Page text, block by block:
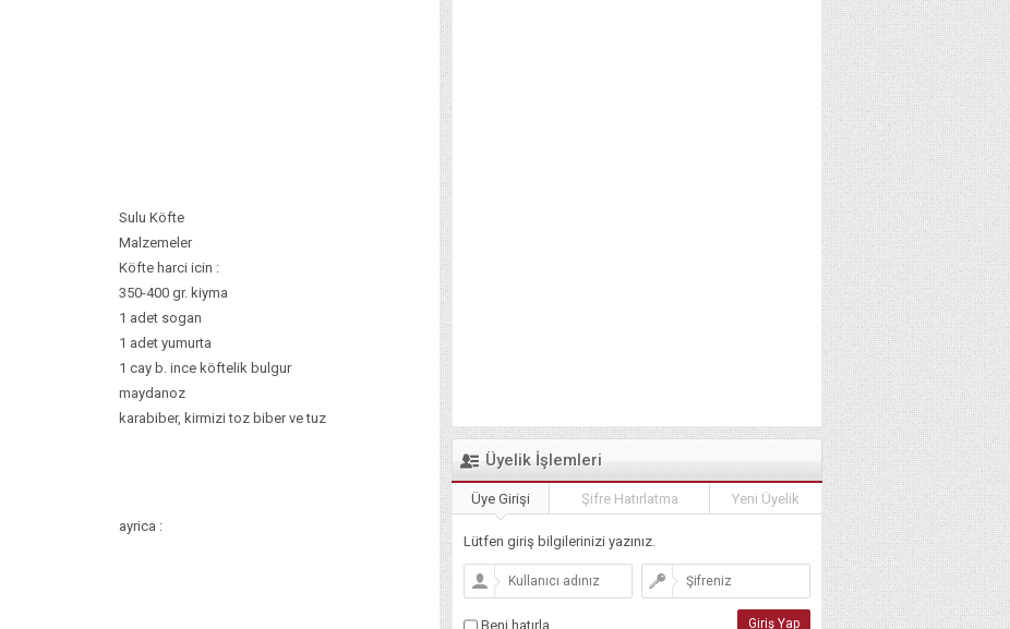
Sulu Köfte
Malzemeler
Köfte harci icin :
350-400 gr. kiyma
1 adet sogan
1 adet yumurta
1 cay b. ince köftelik bulgur
maydanoz
karabiber, kirmizi toz biber ve tuz
ayrica :
Üyelik İşlemleri
Üye Girişi Şifre Hatırlatma Yeni Üyelik
Lütfen giriş bilgilerinizi yazınız.
Beni hatırla